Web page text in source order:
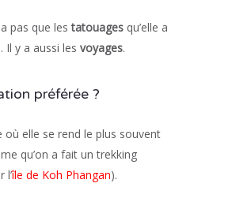
a pas que lestatouages qu’elle a
Il y a aussi les voyages.
préférée ?
où elle se rend le plus souvent
qu’on a fait un trekking
l’île de Koh Phangan).